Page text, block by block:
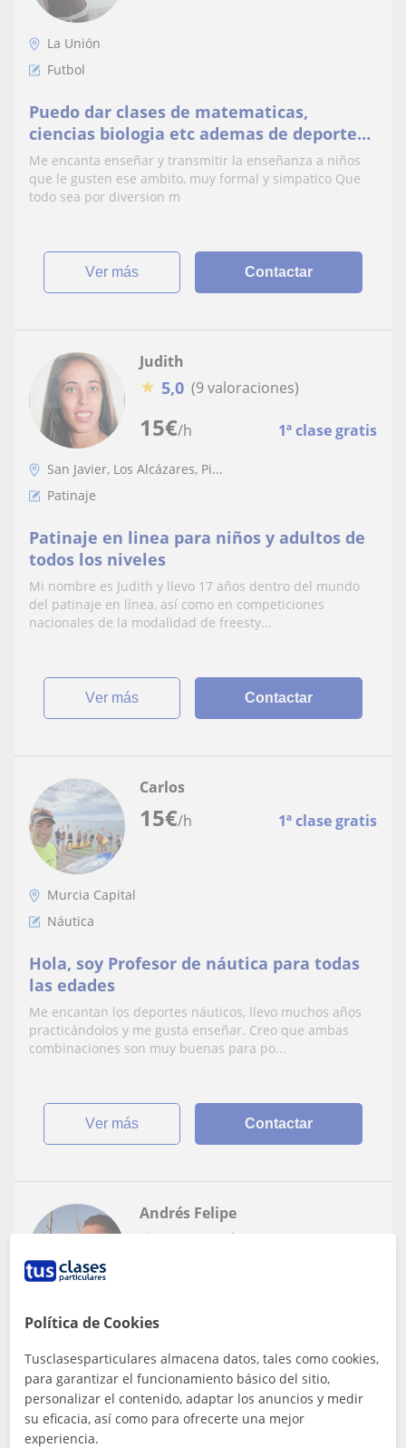
La Unión
Futbol
Puedo dar clases de matematicas,
ciencias biologia etc ademas de deportes
tanto en practica como estudio
Me encanta enseñar y transmitir la enseñanza a niños
que le gusten ese ambito, muy formal y simpatico Que
todo sea por diversion m
ver más Contactar
15€/h 1ª clase gratis
Judith
★ 5,0 (9 valoraciones)
San Javier, Los Alcázares, Pi...
Patinaje
Patinaje en linea para niños y adultos de
todos los niveles
Mi nombre es Judith y llevo 17 años dentro del mundo
del patinaje en línea, así como en competiciones
nacionales de la modalidad de freesty...
ver más Contactar
15€/h 1ª clase gratis
Carlos
Murcia Capital
Náutica
Hola, soy Profesor de náutica para todas
las edades
Me encantan los deportes náuticos, llevo muchos años
practicándolos y me gusta enseñar. Creo que ambas
combinaciones son muy buenas para po...
ver más Contactar
Andrés Felipe
★ (10 valoraciones)
Cartagena, La Unión
Entrenamiento personalizado en
Actividad física para adulto mayor
Una correcta aplicación de la carga merece un estudio y
Política de Cookies
Tusclasesparticulares almacena datos, tales como cookies,
para garantizar el funcionamiento básico del sitio,
personalizar el contenido, adaptar los anuncios y medir
su eficacia, así como para ofrecerte una mejor
experiencia.